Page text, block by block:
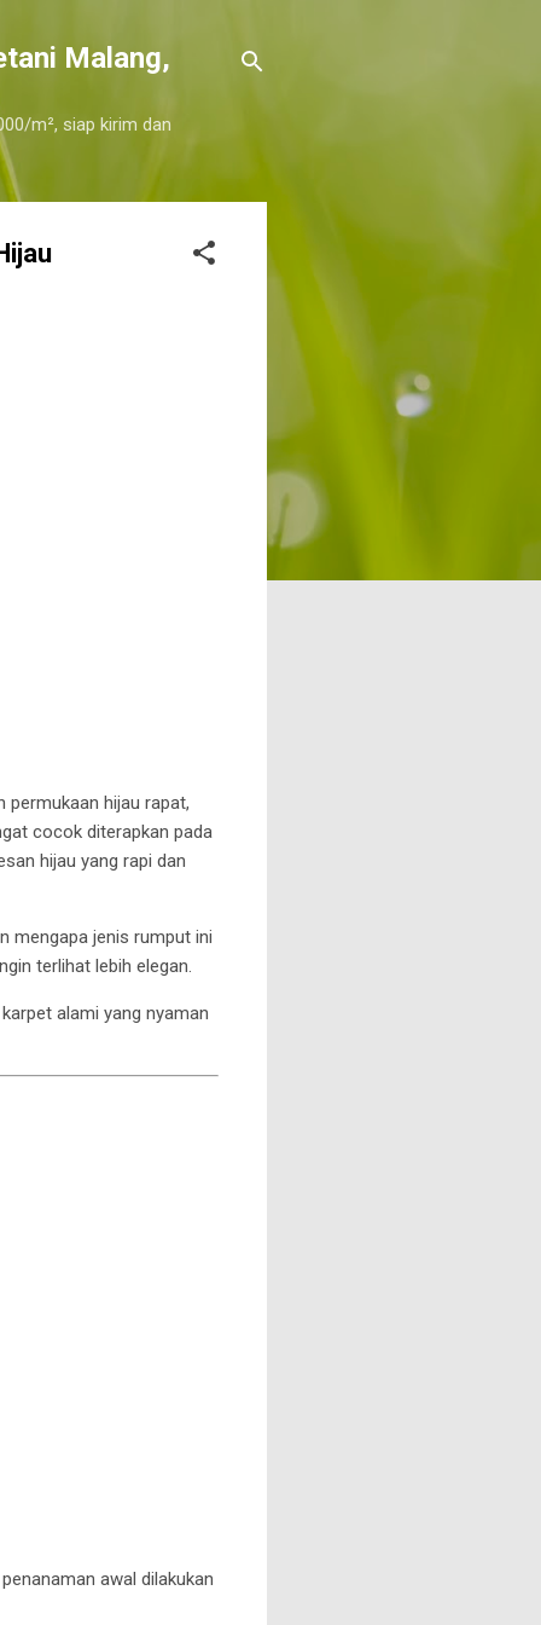
Malang,
m², siap kirim dan
permukaan hijau rapat,
cocok diterapkan pada
hijau yang rapi dan
mengapa jenis rumput ini
terlihat lebih elegan.
alami yang nyaman
awal dilakukan